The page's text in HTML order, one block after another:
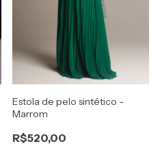
Estola de pelo sintético -
Marrom
R$520,00